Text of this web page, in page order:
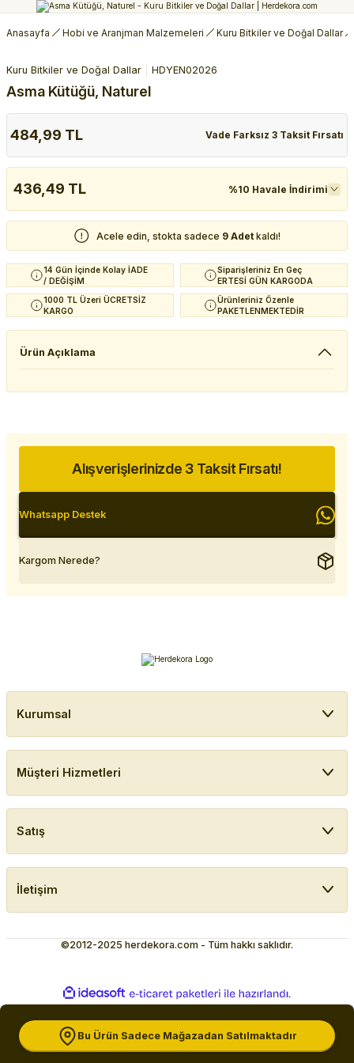
Anasayfa Hobi ve Aranjman Malzemeleri Kuru Bitkiler ve Doğal Dallar
Kuru Bitkiler ve Doğal Dallar HDYEN02026
Asma Kütüğü, Naturel
484,99 TL Vade Farksız 3 Taksit Fırsatı
436,49 TL %10 Havale İndirimi
Acele edin, stokta sadece 9 Adet kaldı!
14 Gün İçinde Kolay İADE
/ DEĞİŞİM
Siparişleriniz En Geç
ERTESİ GÜN KARGODA
1000 TL Üzeri ÜCRETSİZ
KARGO
Ürünleriniz Özenle
PAKETLENMEKTEDİR
Ürün Açıklama
Bu Ürün Sadece Mağazadan Satılmaktadır
Alışverişlerinizde 3 Taksit Fırsatı!
Whatsapp Destek
Kargom Nerede?
Kurumsal
Müşteri Hizmetleri
Satış
İletişim
©2012-2025 herdekora.com - Tüm hakkı saklıdır.
ideasoft
e-
ticaret
hazırlandı.